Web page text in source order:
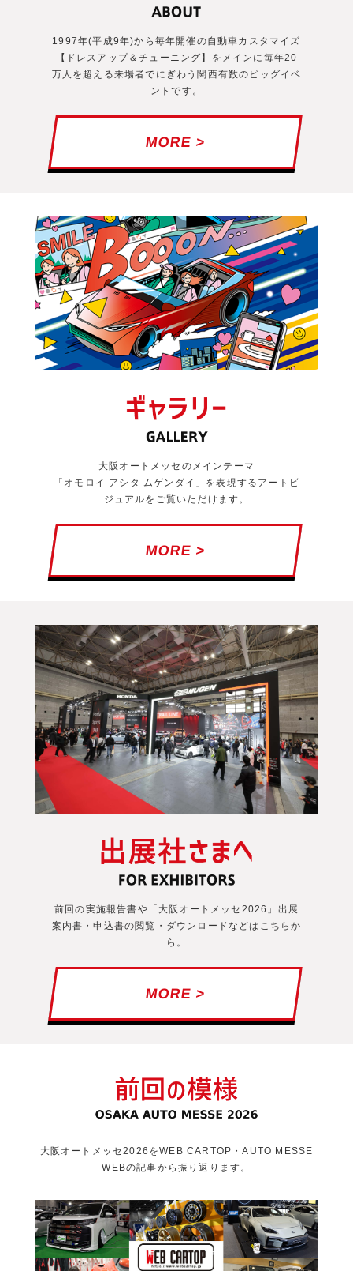
1997年(平成9年)から毎年開催の自動車カスタマイズ
【ドレスアップ＆チューニング】をメインに毎年20
万人を超える来場者でにぎわう関西有数のビッグイベ
ントです。
MORE >
大阪オートメッセのメインテーマ
「オモロイ アシタ ムゲンダイ」を表現するアートビ
ジュアルをご覧いただけます。
MORE >
前回の実施報告書や「大阪オートメッセ2026」出展
案内書・申込書の閲覧・ダウンロードなどはこちらか
ら。
MORE >
大阪オートメッセ2026をWEB CARTOP・AUTO MESSE
WEBの記事から振り返ります。